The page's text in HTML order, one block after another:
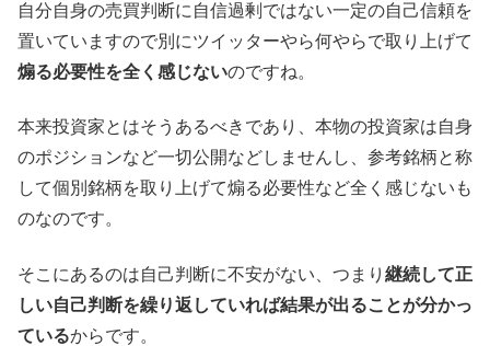
自分自身の売買判断に自信過剰ではない一定の自己信頼を
置いていますので別にツイッターやら何やらで取り上げて
煽る必要性を全く感じないのですね。
本来投資家とはそうあるべきであり、本物の投資家は自身
のポジションなど一切公開などしませんし、参考銘柄と称
して個別銘柄を取り上げて煽る必要性など全く感じないも
のなのです。
そこにあるのは自己判断に不安がない、つまり 継続して正
しい自己判断を繰り返していれば結果が出ることが分かっ
ているからです。